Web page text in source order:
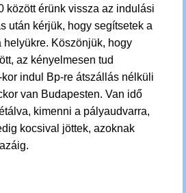
között érünk vissza az indulási
után kérjük, hogy segítsetek a
helyükre. Köszönjük, hogy
az kényelmesen tud
indul Bp-re átszállás nélküli
van Budapesten. Van idő
kimenni a pályaudvarra,
kocsival jöttek, azoknak